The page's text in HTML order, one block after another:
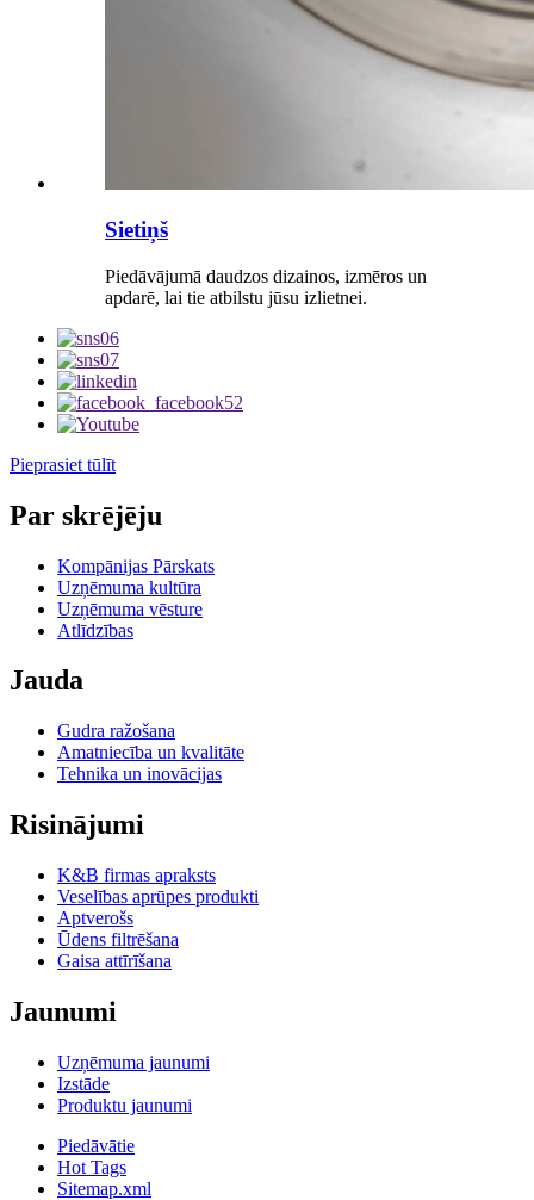
Sietiņš
Piedāvājumā daudzos dizainos, izmēros un
apdarē, lai tie atbilstu jūsu izlietnei.
Pieprasiet tūlīt
Par skrējēju
Kompānijas Pārskats
Uzņēmuma kultūra
Uzņēmuma vēsture
Atlīdzības
Jauda
Gudra ražošana
Amatniecība un kvalitāte
Tehnika un inovācijas
Risinājumi
K&B firmas apraksts
Veselības aprūpes produkti
Aptverošs
Ūdens filtrēšana
Gaisa attīrīšana
Jaunumi
Uzņēmuma jaunumi
Izstāde
Produktu jaunumi
Piedāvātie
Hot Tags
Sitemap.xml